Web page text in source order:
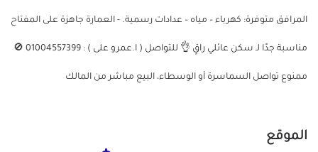
المرافق متوفرة: كهرباء – مياه – عدادات رسمية. - العمارة جاهزة على المفتاح
مناسبة جدًا لـ سكن عائلي راقٍ 👌 للتواصل ( ا.عمرو على ) : 01004557399 🚫
ممنوع تواصل السماسرة أو الوسطاء، البيع مباشر من المالك
الموقع